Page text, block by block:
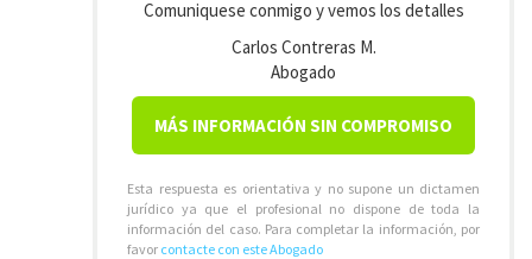
Comuniquese conmigo y vemos los detalles
Carlos Contreras M.
Abogado
MÁS INFORMACIÓN SIN COMPROMISO
Esta respuesta es orientativa y no supone un dictamen
jurídico ya que el profesional no dispone de toda la
información del caso. Para completar la información, por
favor contacte con este Abogado